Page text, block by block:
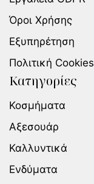
Όροι Χρήσης
Εξυπηρέτηση
Πολιτική Cookies
Κατηγορίες
Κοσμήματα
Αξεσουάρ
Καλλυντικά
Ενδύματα